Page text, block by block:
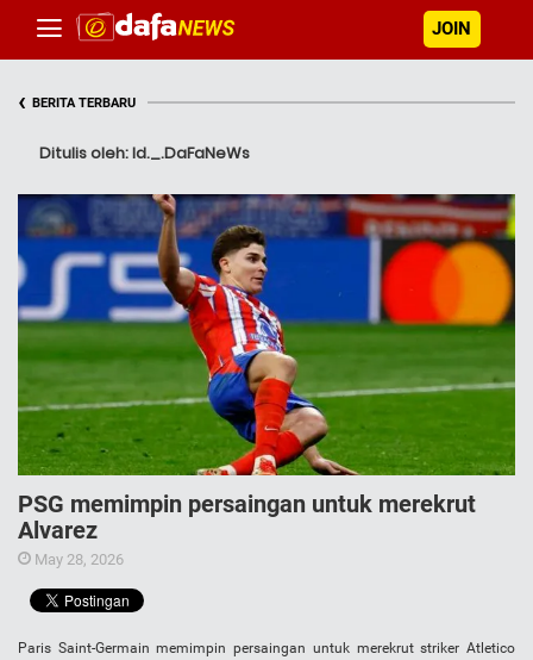
JOIN
‹ BERITA TERBARU
Ditulis oleh: Id._.DaFaNeWs
PSG memimpin persaingan untuk merekrut
Alvarez
May 28, 2026
Paris Saint-Germain memimpin persaingan untuk merekrut striker Atletico